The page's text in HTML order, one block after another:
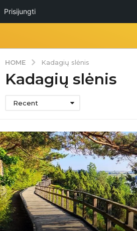
Prisijungti
HOME Kadagių slėnis
Kadagių slėnis
Recent